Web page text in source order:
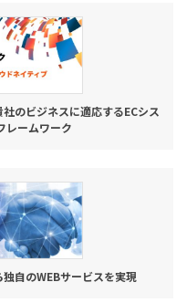
のビジネスに適応するECシス
レームワーク
自のWEBサービスを実現